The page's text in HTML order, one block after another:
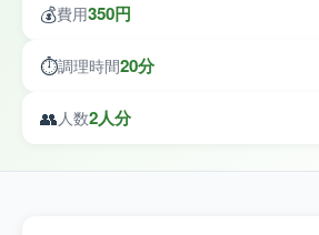
💰費用350円
⏱️調理時間20分
👥人数2人分